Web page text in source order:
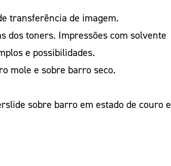
transferência de imagem.
dos toners. Impressões com solvente
e possibilidades.
mole e sobre barro seco.
sobre barro em estado de couro e